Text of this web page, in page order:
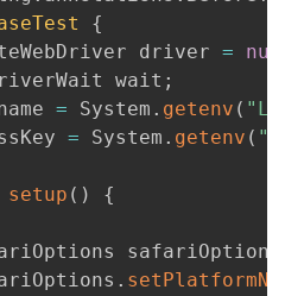
{
driver =
wait ;
= System . getenv (
= System . getenv (
setup ( )
{
.